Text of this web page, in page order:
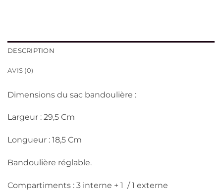
DESCRIPTION
AVIS (0)
Dimensions du sac bandoulière :
Largeur : 29,5 Cm
Longueur : 18,5 Cm
Bandoulière réglable.
Compartiments : 3 interne + 1 / 1 externe